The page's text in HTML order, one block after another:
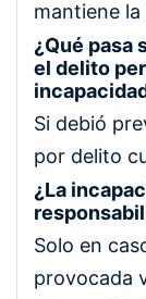
mantiene
¿Qué pasa
el delito
Si debió
por delito
¿La
Solo en
provocada